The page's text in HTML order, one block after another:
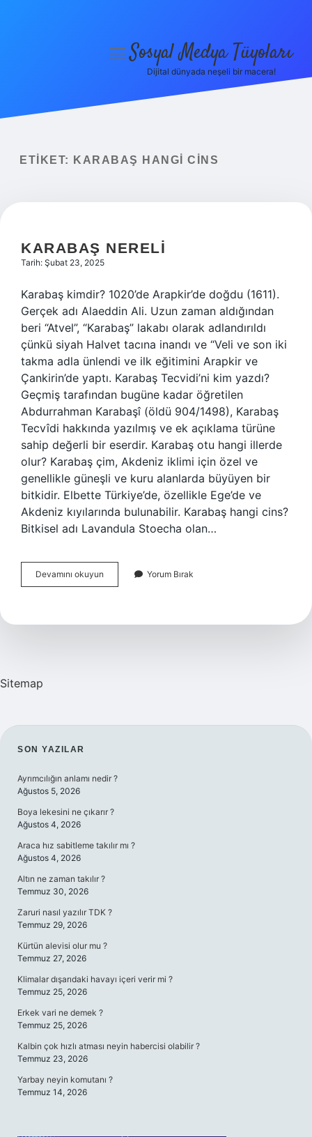
Yasal Uyarı
menüyüSosyal Medya Tüyoları
Dijital dünyada neşeli bir macera!
ETIKET: KARABAŞ HANGI CINS
KARABAŞ NERELI
Tarih: Şubat 23, 2025
Karabaş kimdir? 1020’de Arapkir’de doğdu (1611).
Gerçek adı Alaeddin Ali. Uzun zaman aldığından
beri “Atvel”, “Karabaş” lakabı olarak adlandırıldı
çünkü siyah Halvet tacına inandı ve “Veli ve son iki
takma adla ünlendi ve ilk eğitimini Arapkir ve
Çankirin’de yaptı. Karabaş Tecvidi’ni kim yazdı?
Geçmiş tarafından bugüne kadar öğretilen
Abdurrahman Karabaşî (öldü 904/1498), Karabaş
Tecvîdi hakkında yazılmış ve ek açıklama türüne
sahip değerli bir eserdir. Karabaş otu hangi illerde
olur? Karabaş çim, Akdeniz iklimi için özel ve
genellikle güneşli ve kuru alanlarda büyüyen bir
bitkidir. Elbette Türkiye’de, özellikle Ege’de ve
Akdeniz kıyılarında bulunabilir. Karabaş hangi cins?
Bitkisel adı Lavandula Stoecha olan…
Devamını okuyun Karabaş
Nereli
Yorum Bırak
Sitemap
SIDEBAR
SON YAZILAR
Ayrımcılığın anlamı nedir ?
Ağustos 5, 2026
Boya lekesini ne çıkarır ?
Ağustos 4, 2026
Araca hız sabitleme takılır mı ?
Ağustos 4, 2026
Altın ne zaman takılır ?
Temmuz 30, 2026
Zaruri nasıl yazılır TDK ?
Temmuz 29, 2026
Kürtün alevisi olur mu ?
Temmuz 27, 2026
Klimalar dışarıdaki havayı içeri verir mi ?
Temmuz 25, 2026
Erkek vari ne demek ?
Temmuz 25, 2026
Kalbin çok hızlı atması neyin habercisi olabilir ?
Temmuz 23, 2026
Yarbay neyin komutanı ?
Temmuz 14, 2026